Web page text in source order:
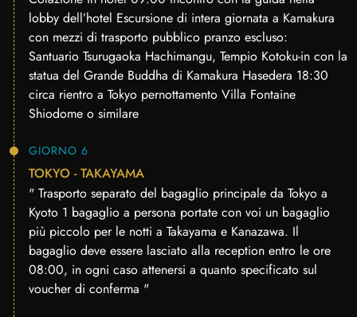
lobby dell’hotel Escursione di intera giornata a Kamakura
con mezzi di trasporto pubblico pranzo escluso:
Santuario Tsurugaoka Hachimangu, Tempio Kotoku-in con la
statua del Grande Buddha di Kamakura Hasedera 18:30
circa rientro a Tokyo pernottamento Villa Fontaine
Shiodome o similare
GIORNO 6
TOKYO - TAKAYAMA
" Trasporto separato del bagaglio principale da Tokyo a
Kyoto 1 bagaglio a persona portate con voi un bagaglio
più piccolo per le notti a Takayama e Kanazawa. Il
bagaglio deve essere lasciato alla reception entro le ore
08:00, in ogni caso attenersi a quanto specificato sul
voucher di conferma "